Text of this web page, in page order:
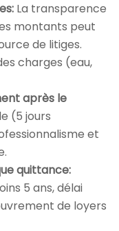
La transparence
montants peut
de litiges.
charges (eau,
après le
(5 jours
et
quittance:
5 ans, délai
de loyers